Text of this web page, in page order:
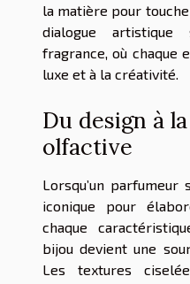
la matière pour
dialogue
fragrance, où chaque
luxe et à la créativité.
Du design à
olfactive
Lorsqu’un parfumeur
iconique pour
chaque
bijou devient une
Les textures